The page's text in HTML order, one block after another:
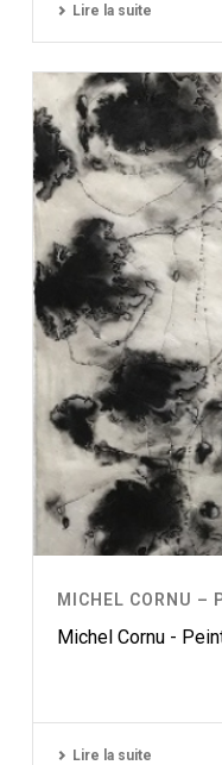
Lire la suite
MICHEL CORNU –
Michel Cornu -
Lire la suite